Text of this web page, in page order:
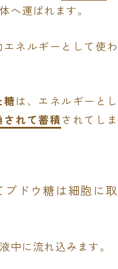
へ運ばれます。
ネルギーとして使わ
糖は、エネルギーとし
れて蓄積されてしま
ドウ糖は細胞に取
中に流れ込みます。